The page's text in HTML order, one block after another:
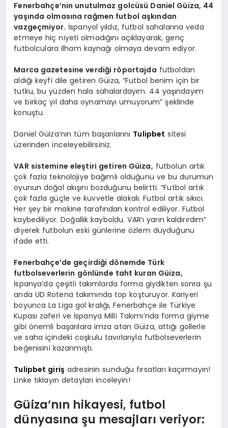
Fenerbahçe’nin unutulmaz golcüsü Daniel Güiza, 44
yaşında olmasına rağmen futbol aşkından
vazgeçmiyor. İspanyol yıldız, futbol sahalarına veda
etmeye hiç niyeti olmadığını açıklayarak, genç
futbolculara ilham kaynağı olmaya devam ediyor.
Marca gazetesine verdiği röportajda futboldan
aldığı keyfi dile getiren Güiza, “Futbol benim için bir
tutku, bu yüzden hala sahalardayım. 44 yaşındayım
ve birkaç yıl daha oynamayı umuyorum” şeklinde
konuştu.
Daniel Güiza’nın tüm başarılarını Tulipbet sitesi
üzerinden inceleyebilirsiniz.
VAR sistemine eleştiri getiren Güiza, futbolun artık
çok fazla teknolojiye bağımlı olduğunu ve bu durumun
oyunun doğal akışını bozduğunu belirtti. “Futbol artık
çok fazla güçle ve kuvvetle alakalı. Futbol artık sıkıcı.
Her şey bir makine tarafından kontrol ediliyor. Futbol
kaybediliyor. Doğallık kayboldu. VAR’ı yarın kaldırırdım”
diyerek futbolun eski günlerine özlem duyduğunu
ifade etti.
Fenerbahçe’de geçirdiği dönemde Türk
futbolseverlerin gönlünde taht kuran Güiza,
İspanya’da çeşitli takımlarda forma giydikten sonra şu
anda UD Rotena takımında top koşturuyor. Kariyeri
boyunca La Liga gol kralığı, Fenerbahçe ile Türkiye
Kupası zaferi ve İspanya Milli Takımı’nda forma giyme
gibi önemli başarılara imza atan Güiza, attığı gollerle
ve saha içindeki coşkulu tavırlarıyla futbolseverlerin
beğenisini kazanmıştı.
Tulipbet giriş adresinin sunduğu fırsatları kaçırmayın!
Linke tıklayın detayları inceleyin!
Güiza’nın hikayesi, futbol
dünyasına şu mesajları veriyor: